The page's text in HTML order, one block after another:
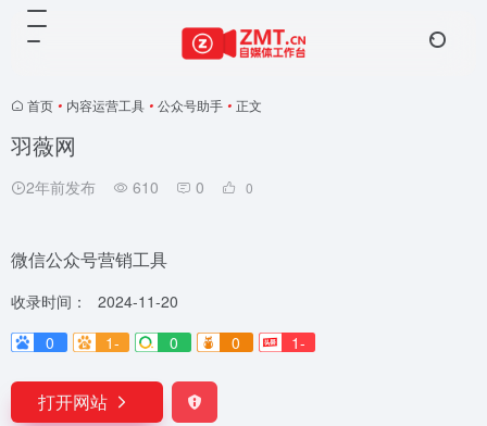
首页 • 内容运营工具 • 公众号助手 • 正文
羽薇网
2年前发布 610 0 0
微信公众号营销工具
收录时间：
2024-11-20
0
1- 0 0 1-
打开网站